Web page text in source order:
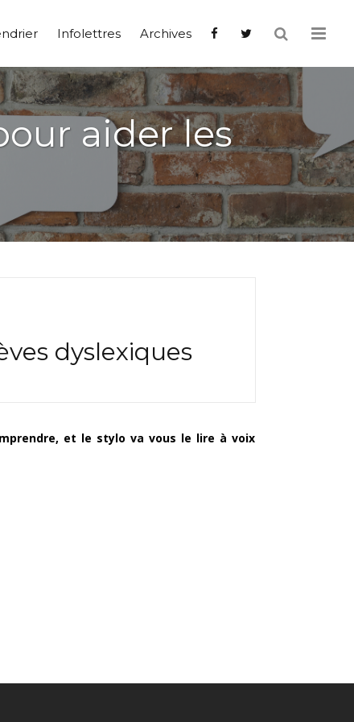
Infolettres Archives
aider les
dyslexiques
et le stylo va vous le lire à voix